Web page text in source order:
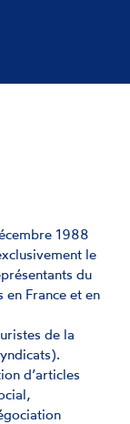
1988
le
du
France et en
de la
d’articles